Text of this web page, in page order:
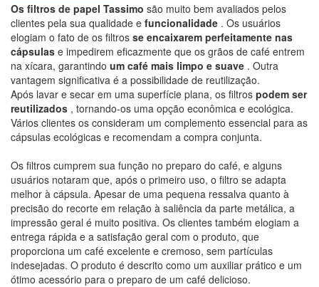
Os filtros de papel Tassimo são muito bem avaliados pelos
clientes pela sua qualidade e funcionalidade . Os usuários
elogiam o fato de os filtros se encaixarem perfeitamente nas
cápsulas e impedirem eficazmente que os grãos de café entrem
na xícara, garantindo um café mais limpo e suave . Outra
vantagem significativa é a possibilidade de reutilização.
Após lavar e secar em uma superfície plana, os filtros podem ser
reutilizados , tornando-os uma opção econômica e ecológica.
Vários clientes os consideram um complemento essencial para as
cápsulas ecológicas e recomendam a compra conjunta.
Os filtros cumprem sua função no preparo do café, e alguns
usuários notaram que, após o primeiro uso, o filtro se adapta
melhor à cápsula. Apesar de uma pequena ressalva quanto à
precisão do recorte em relação à saliência da parte metálica, a
impressão geral é muito positiva. Os clientes também elogiam a
entrega rápida e a satisfação geral com o produto, que
proporciona um café excelente e cremoso, sem partículas
indesejadas. O produto é descrito como um auxiliar prático e um
ótimo acessório para o preparo de um café delicioso.